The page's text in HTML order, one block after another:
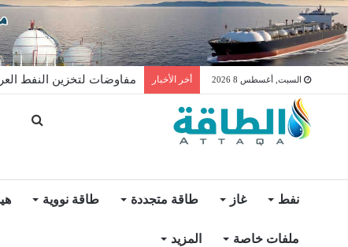
السبت, أغسطس 8 2026 أخر الأخبار مفاوضات لتخزين النفط
نفط غاز طاقة متجددة طاقة نووية
ملفات خاصة المزيد